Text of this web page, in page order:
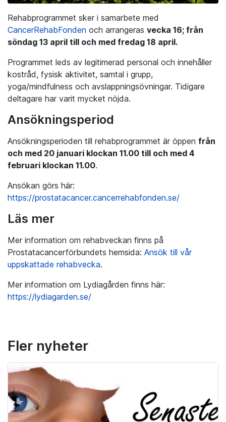
Rehabprogrammet sker i samarbete med
CancerRehabFonden och arrangeras vecka 16; från
söndag 13 april till och med fredag 18 april.
Programmet leds av legitimerad personal och innehåller
kostråd, fysisk aktivitet, samtal i grupp,
yoga/mindfulness och avslappningsövningar. Tidigare
deltagare har varit mycket nöjda.
Ansökningsperiod
Ansökningsperioden till rehabprogrammet är öppen från
och med 20 januari klockan 11.00 till och med 4
februari klockan 11.00.
Ansökan görs här:
https://prostatacancer.cancerrehabfonden.se/
Läs mer
Mer information om rehabveckan finns på
Prostatacancerförbundets hemsida: Ansök till vår
uppskattade rehabvecka.
Mer information om Lydiagården finns här:
https://lydiagarden.se/
Fler nyheter